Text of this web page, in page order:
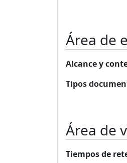
Área de
Alcance y
Tipos
Área de
Tiempos de